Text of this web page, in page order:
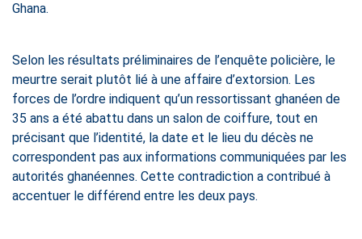
Ghana.
Selon les résultats préliminaires de l’enquête policière, le
meurtre serait plutôt lié à une affaire d’extorsion. Les
forces de l’ordre indiquent qu’un ressortissant ghanéen de
35 ans a été abattu dans un salon de coiffure, tout en
précisant que l’identité, la date et le lieu du décès ne
correspondent pas aux informations communiquées par les
autorités ghanéennes. Cette contradiction a contribué à
accentuer le différend entre les deux pays.